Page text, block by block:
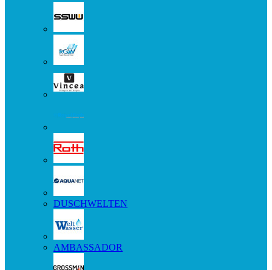
DUSCHWELTEN
AMBASSADOR